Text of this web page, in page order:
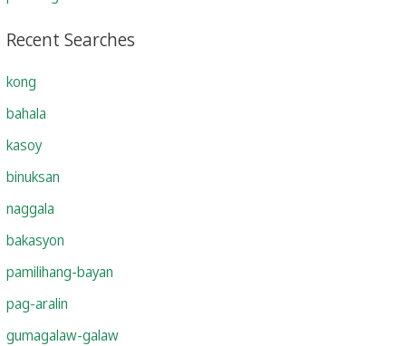
Recent Searches
kong
bahala
kasoy
binuksan
naggala
bakasyon
pamilihang-bayan
pag-aralin
gumagalaw-galaw